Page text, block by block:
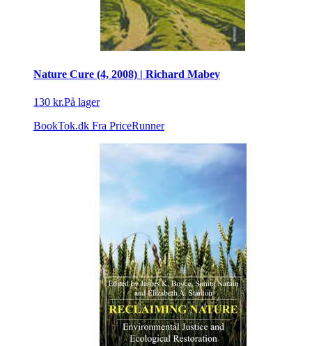
Nature Cure (4, 2008) | Richard Mabey
130 kr.På lager
BookTok.dk Fra PriceRunner